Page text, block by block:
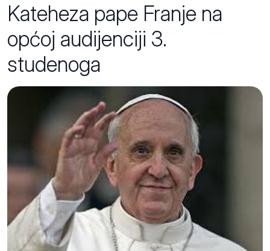
Kateheza pape Franje na
općoj audijenciji 3.
studenoga